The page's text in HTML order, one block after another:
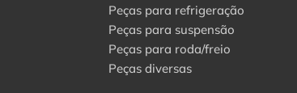
Peças para refrigeração
Peças para suspensão
Peças para roda/freio
Peças diversas